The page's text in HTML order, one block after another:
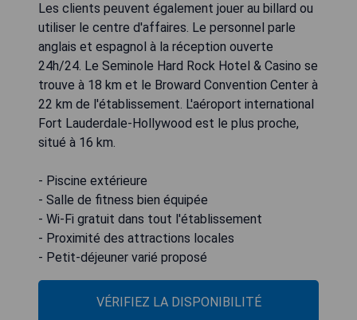
Les clients peuvent également jouer au billard ou
utiliser le centre d'affaires. Le personnel parle
anglais et espagnol à la réception ouverte
24h/24. Le Seminole Hard Rock Hotel & Casino se
trouve à 18 km et le Broward Convention Center à
22 km de l'établissement. L'aéroport international
Fort Lauderdale-Hollywood est le plus proche,
situé à 16 km.
- Piscine extérieure
- Salle de fitness bien équipée
- Wi-Fi gratuit dans tout l'établissement
- Proximité des attractions locales
- Petit-déjeuner varié proposé
VÉRIFIEZ LA DISPONIBILITÉ